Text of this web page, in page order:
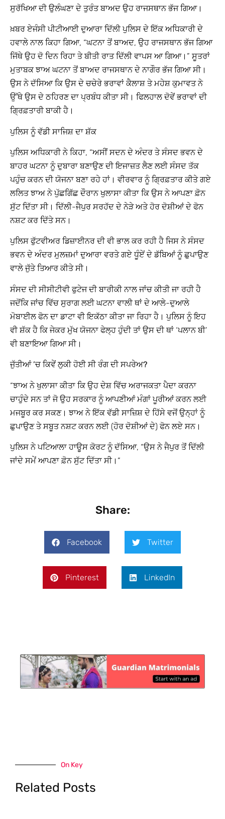
ਸੁਰੱਖਿਆ ਦੀ ਉਲੰਘਣਾ ਦੇ ਤੁਰੰਤ ਬਾਅਦ ਉਹ ਰਾਜਸਥਾਨ ਭੱਜ ਗਿਆ।
ਖ਼ਬਰ ਏਜੰਸੀ ਪੀਟੀਆਈ ਦੁਆਰਾ ਦਿੱਲੀ ਪੁਲਿਸ ਦੇ ਇੱਕ ਅਧਿਕਾਰੀ ਦੇ
ਹਵਾਲੇ ਨਾਲ ਕਿਹਾ ਗਿਆ, “ਘਟਨਾ ਤੋਂ ਬਾਅਦ, ਉਹ ਰਾਜਸਥਾਨ ਭੱਜ ਗਿਆ
ਜਿੱਥੇ ਉਹ ਦੋ ਦਿਨ ਰਿਹਾ ਤੇ ਬੀਤੀ ਰਾਤ ਦਿੱਲੀ ਵਾਪਸ ਆ ਗਿਆ।” ਸੂਤਰਾਂ
ਮੁਤਾਬਕ ਝਾਅ ਘਟਨਾ ਤੋਂ ਬਾਅਦ ਰਾਜਸਥਾਨ ਦੇ ਨਾਗੌਰ ਭੱਜ ਗਿਆ ਸੀ।
ਉਸ ਨੇ ਦੱਸਿਆ ਕਿ ਉਸ ਦੇ ਚਚੇਰੇ ਭਰਾਵਾਂ ਕੈਲਾਸ਼ ਤੇ ਮਹੇਸ਼ ਕੁਮਾਵਤ ਨੇ
ਉੱਥੇ ਉਸ ਦੇ ਠਹਿਰਣ ਦਾ ਪ੍ਰਬੰਧ ਕੀਤਾ ਸੀ। ਫਿਲਹਾਲ ਦੋਵੇਂ ਭਰਾਵਾਂ ਦੀ
ਗ੍ਰਿਫ਼ਤਾਰੀ ਬਾਕੀ ਹੈ।
ਪੁਲਿਸ ਨੂੰ ਵੱਡੀ ਸਾਜਿਸ਼ ਦਾ ਸ਼ੱਕ
ਪੁਲਿਸ ਅਧਿਕਾਰੀ ਨੇ ਕਿਹਾ, “ਅਸੀਂ ਸਦਨ ਦੇ ਅੰਦਰ ਤੇ ਸੰਸਦ ਭਵਨ ਦੇ
ਬਾਹਰ ਘਟਨਾ ਨੂੰ ਦੁਬਾਰਾ ਬਣਾਉਣ ਦੀ ਇਜਾਜ਼ਤ ਲੈਣ ਲਈ ਸੰਸਦ ਤੱਕ
ਪਹੁੰਚ ਕਰਨ ਦੀ ਯੋਜਨਾ ਬਣਾ ਰਹੇ ਹਾਂ। ਵੀਰਵਾਰ ਨੂੰ ਗ੍ਰਿਫ਼ਤਾਰ ਕੀਤੇ ਗਏ
ਲਲਿਤ ਝਾਅ ਨੇ ਪੁੱਛਗਿੱਛ ਦੌਰਾਨ ਖੁਲਾਸਾ ਕੀਤਾ ਕਿ ਉਸ ਨੇ ਆਪਣਾ ਫ਼ੋਨ
ਸੁੱਟ ਦਿੱਤਾ ਸੀ। ਦਿੱਲੀ-ਜੈਪੁਰ ਸਰਹੱਦ ਦੇ ਨੇੜੇ ਅਤੇ ਹੋਰ ਦੋਸ਼ੀਆਂ ਦੇ ਫੋਨ
ਨਸ਼ਟ ਕਰ ਦਿੱਤੇ ਸਨ।
ਪੁਲਿਸ ਫੁੱਟਵੀਅਰ ਡਿਜ਼ਾਈਨਰ ਦੀ ਵੀ ਭਾਲ ਕਰ ਰਹੀ ਹੈ ਜਿਸ ਨੇ ਸੰਸਦ
ਭਵਨ ਦੇ ਅੰਦਰ ਮੁਲਜ਼ਮਾਂ ਦੁਆਰਾ ਵਰਤੇ ਗਏ ਧੂੰਏਂ ਦੇ ਡੱਬਿਆਂ ਨੂੰ ਛੁਪਾਉਣ
ਵਾਲੇ ਜੁੱਤੇ ਤਿਆਰ ਕੀਤੇ ਸੀ।
ਸੰਸਦ ਦੀ ਸੀਸੀਟੀਵੀ ਫੁਟੇਜ ਦੀ ਬਾਰੀਕੀ ਨਾਲ ਜਾਂਚ ਕੀਤੀ ਜਾ ਰਹੀ ਹੈ
ਜਦੋਂਕਿ ਜਾਂਚ ਵਿੱਚ ਸੁਰਾਗ ਲਈ ਘਟਨਾ ਵਾਲੀ ਥਾਂ ਦੇ ਆਲੇ-ਦੁਆਲੇ
ਮੋਬਾਈਲ ਫੋਨ ਦਾ ਡਾਟਾ ਵੀ ਇਕੱਠਾ ਕੀਤਾ ਜਾ ਰਿਹਾ ਹੈ। ਪੁਲਿਸ ਨੂੰ ਇਹ
ਵੀ ਸ਼ੱਕ ਹੈ ਕਿ ਜੇਕਰ ਮੁੱਖ ਯੋਜਨਾ ਫੇਲ੍ਹ ਹੁੰਦੀ ਤਾਂ ਉਸ ਦੀ ਥਾਂ ‘ਪਲਾਨ ਬੀ’
ਵੀ ਬਣਾਇਆ ਗਿਆ ਸੀ।
ਜੁੱਤੀਆਂ ’ਚ ਕਿਵੇਂ ਲੁਕੀ ਹੋਈ ਸੀ ਰੰਗ ਦੀ ਸਪਰੇਅ?
“ਝਾਅ ਨੇ ਖੁਲਾਸਾ ਕੀਤਾ ਕਿ ਉਹ ਦੇਸ਼ ਵਿੱਚ ਅਰਾਜਕਤਾ ਪੈਦਾ ਕਰਨਾ
ਚਾਹੁੰਦੇ ਸਨ ਤਾਂ ਜੋ ਉਹ ਸਰਕਾਰ ਨੂੰ ਆਪਣੀਆਂ ਮੰਗਾਂ ਪੂਰੀਆਂ ਕਰਨ ਲਈ
ਮਜਬੂਰ ਕਰ ਸਕਣ। ਝਾਅ ਨੇ ਇੱਕ ਵੱਡੀ ਸਾਜ਼ਿਸ਼ ਦੇ ਹਿੱਸੇ ਵਜੋਂ ਉਨ੍ਹਾਂ ਨੂੰ
ਛੁਪਾਉਣ ਤੇ ਸਬੂਤ ਨਸ਼ਟ ਕਰਨ ਲਈ (ਹੋਰ ਦੋਸ਼ੀਆਂ ਦੇ) ਫੋਨ ਲਏ ਸਨ।
ਪੁਲਿਸ ਨੇ ਪਟਿਆਲਾ ਹਾਊਸ ਕੋਰਟ ਨੂੰ ਦੱਸਿਆ, “ਉਸ ਨੇ ਜੈਪੁਰ ਤੋਂ ਦਿੱਲੀ
ਜਾਂਦੇ ਸਮੇਂ ਆਪਣਾ ਫ਼ੋਨ ਸੁੱਟ ਦਿੱਤਾ ਸੀ।”
Share:
Facebook Twitter
Pinterest LinkedIn
On Key
Related Posts